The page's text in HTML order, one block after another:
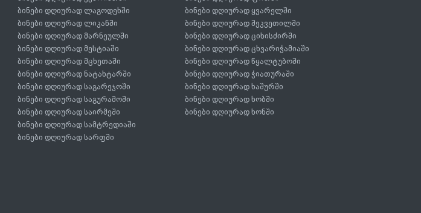
ბინები დღიურად ლაგოდეხში
ბინები დღიურად ლიკანში
ბინები დღიურად მარნეულში
ბინები დღიურად მესტიაში
ბინები დღიურად მცხეთაში
ბინები დღიურად ნატახტარში
ბინები დღიურად საგარეჯოში
ბინები დღიურად საგურამოში
ბინები დღიურად საირმეში
ბინები დღიურად სამტრედიაში
ბინები დღიურად სარფში
ბინები დღიურად ყვარელში
ბინები დღიურად შეკვეთილში
ბინები დღიურად ციხისძირში
ბინები დღიურად ცხვარიჭამიაში
ბინები დღიურად წყალტუბოში
ბინები დღიურად ჭიათურაში
ბინები დღიურად ხაშურში
ბინები დღიურად ხობში
ბინები დღიურად ხონში